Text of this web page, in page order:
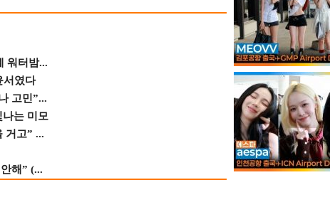
워터밤...
서였다
고민”...
는 미모
거고” ...
해” (...